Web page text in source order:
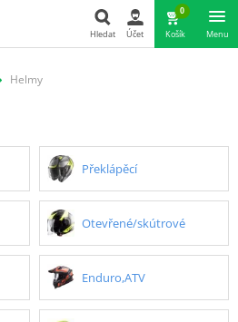
Hledat Účet
0
Košík Menu
Helmy
Překlápěcí
Otevřené/skútrové
Enduro,ATV